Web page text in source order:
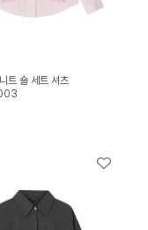
트 숄 세트 셔츠